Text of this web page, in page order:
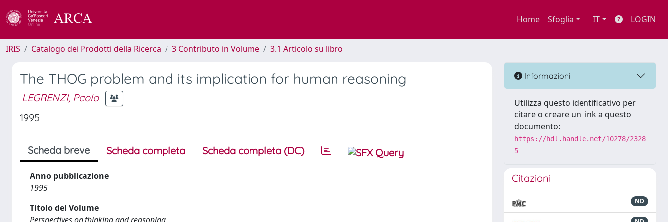
Home Sfoglia IT LOGIN
IRIS Catalogo dei Prodotti della Ricerca 3 Contributo in Volume 3.1 Articolo su libro
The THOG problem and its implication for human reasoning
LEGRENZI, Paolo
1995
Scheda breve Scheda completa Scheda completa (DC)
Anno pubblicazione
1995
Titolo del Volume
Perspectives on thinking and reasoning
Informazioni
Utilizza questo identificativo per
citare o creare un link a questo
documento:
https://hdl.handle.net/10278/2328
5
Citazioni
ND